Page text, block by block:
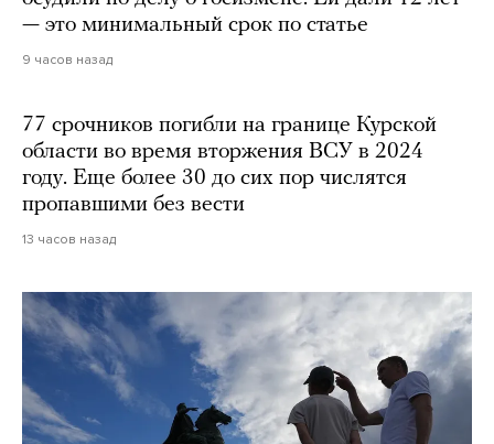
— это минимальный срок по статье
9 часов назад
77 срочников погибли на границе Курской
области во время вторжения ВСУ в 2024
году. Еще более 30 до сих пор числятся
пропавшими без вести
13 часов назад